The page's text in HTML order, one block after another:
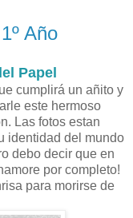
Año
Papel
cumplirá un añito y
este hermoso
Las fotos estan
identidad del mundo
debo decir que en
por completo!
para morirse de